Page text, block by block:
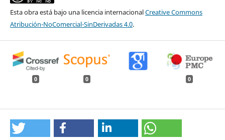
Esta obra está bajo una licencia internacionalCreative Commons
Atribución-NoComercial-SinDerivadas 4.0.
0 0 0